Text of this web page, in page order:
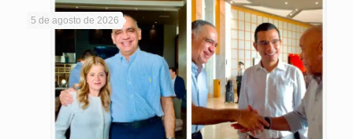
5 de agosto de 2026